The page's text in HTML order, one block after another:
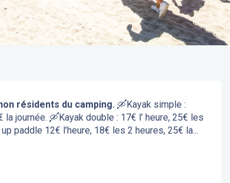
résidents du camping. 🛶Kayak simple :
journée. 🛶Kayak double : 17€ l’ heure, 25€ les
paddle 12€ l’heure, 18€ les 2 heures, 25€ la...